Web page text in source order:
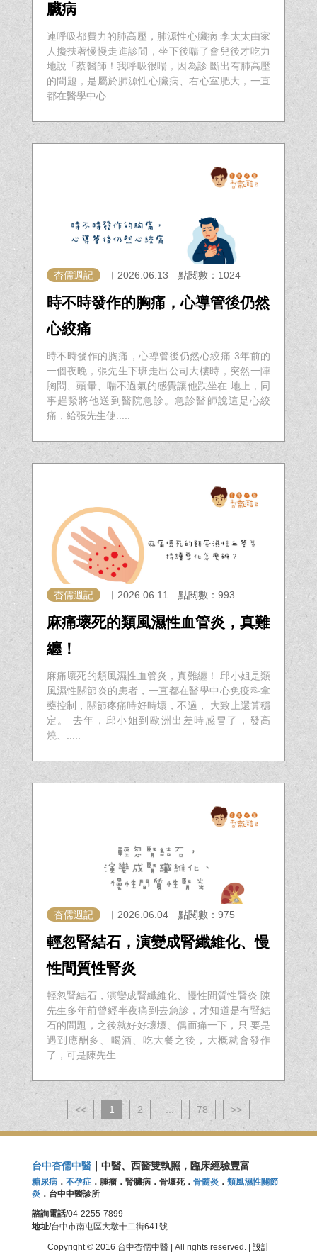
臟病
連呼吸都費力的肺高壓，肺源性心臟病 李太太由家
人攙扶著慢慢走進診間，坐下後喘了會兒後才吃力
地說「蔡醫師！我呼吸很喘，因為診 斷出有肺高壓
的問題，是屬於肺源性心臟病、右心室肥大，一直
都在醫學中心.....
杏儒週記 ︱2026.06.13︱點閱數：1024
時不時發作的胸痛，心導管後仍然
心絞痛
時不時發作的胸痛，心導管後仍然心絞痛 3年前的
一個夜晚，張先生下班走出公司大樓時，突然一陣
胸悶、頭暈、喘不過氣的感覺讓他跌坐在 地上，同
事趕緊將他送到醫院急診。急診醫師說這是心絞
痛，給張先生使.....
杏儒週記 ︱2026.06.11︱點閱數：993
麻痛壞死的類風濕性血管炎，真難
纏！
麻痛壞死的類風濕性血管炎，真難纏！ 邱小姐是類
風濕性關節炎的患者，一直都在醫學中心免疫科拿
藥控制，關節疼痛時好時壞，不過， 大致上還算穩
定。 去年，邱小姐到歐洲出差時感冒了，發高
燒、.....
杏儒週記 ︱2026.06.04︱點閱數：975
輕忽腎結石，演變成腎纖維化、慢
性間質性腎炎
輕忽腎結石，演變成腎纖維化、慢性間質性腎炎 陳
先生多年前曾經半夜痛到去急診，才知道是有腎結
石的問題，之後就好好壞壞、偶而痛一下，只 要是
遇到應酬多、喝酒、吃大餐之後，大概就會發作
了，可是陳先生.....
<< 1 2 78 >>
台中杏儒中醫｜中醫、西醫雙執照，臨床經驗豐富
糖尿病． 不孕症．腫瘤．腎臟病．骨壞死． 骨髓炎． 類風濕性關節
炎．台中中醫診所
諮詢電話/04-2255-7899
地址/台中市南屯區大墩十二街641號
Copyright © 2016 台中杏儒中醫 | All rights reserved. | 設計